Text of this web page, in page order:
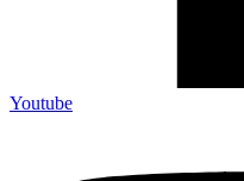
Youtube